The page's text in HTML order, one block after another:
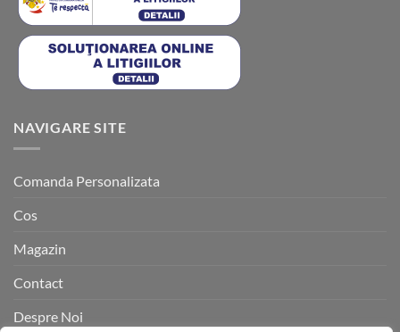
NAVIGARE SITE
Comanda Personalizata
Cos
Magazin
Contact
Despre Noi